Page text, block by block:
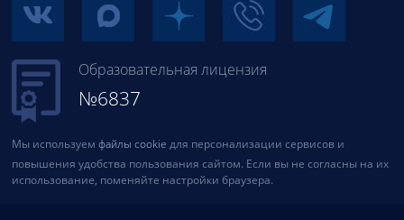
Образовательная лицензия
№6837
Мы используем файлы cookie для персонализации сервисов и
повышения удобства пользования сайтом. Если вы не согласны на их
использование, поменяйте настройки браузера.